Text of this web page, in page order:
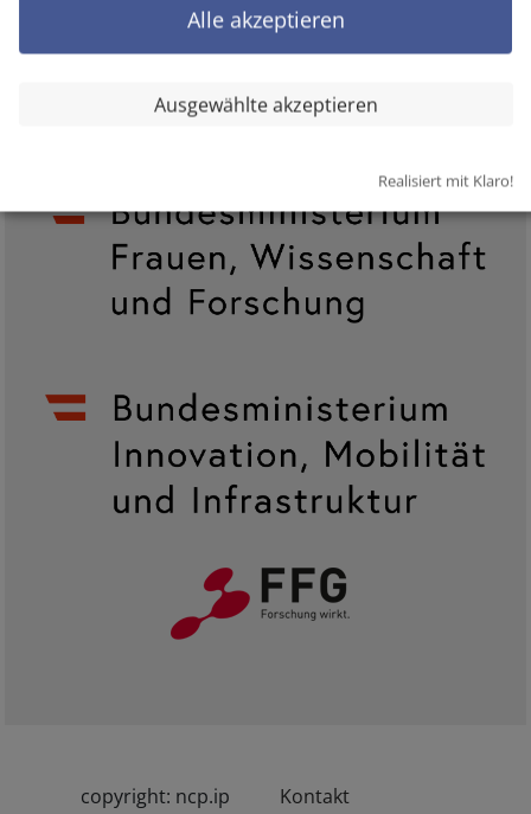
copyright: ncp.ip
Kontakt
Ausgewählte akzeptieren
Alle akzeptieren
Realisiert mit Klaro!